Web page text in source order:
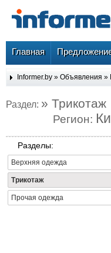
Главная
Informer.by » Объявления »
Раздел: » Трикотаж
Регион:
Разделы:
Верхняя одежда
Трикотаж
Прочая одежда